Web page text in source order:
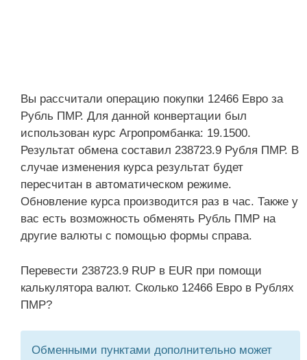
Вы рассчитали операцию покупки 12466 Евро за
Рубль ПМР. Для данной конвертации был
использован курс Агропромбанка: 19.1500.
Результат обмена составил 238723.9 Рубля ПМР. В
случае изменения курса результат будет
пересчитан в автоматическом режиме.
Обновление курса производится раз в час. Также у
вас есть возможность обменять Рубль ПМР на
другие валюты с помощью формы справа.
Перевести 238723.9 RUP в EUR при помощи
калькулятора валют. Сколько 12466 Евро в Рублях
ПМР?
Обменными пунктами дополнительно может